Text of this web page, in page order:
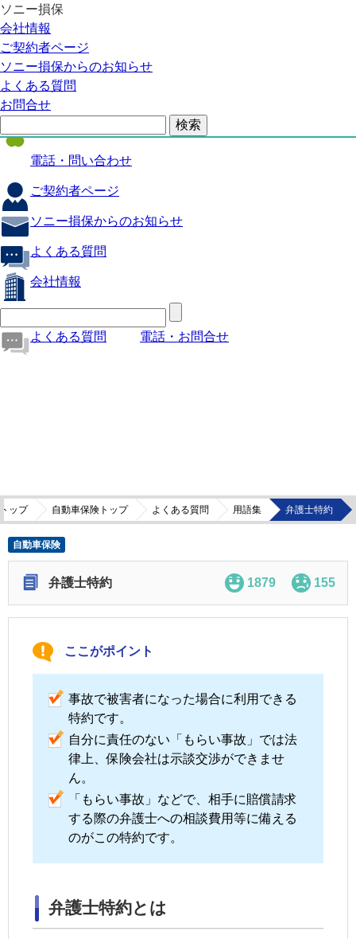
ソニー損保
会社情報
ご契約者ページ
ソニー損保からのお知らせ
よくある質問
お問合せ
自動車保険
医療保険
火災保険
海外旅行保険
電話・問い合わせ
ご契約者ページ
ソニー損保からのお知らせ
よくある質問
会社情報
よくある質問 電話・お問合せ
ップ 自動車保険トップ よくある質問 用語集 弁護士特約
自動車保険
弁護士特約 1879 155
ここがポイント
事故で被害者になった場合に利用できる
特約です。
自分に責任のない「もらい事故」では法
律上、保険会社は示談交渉ができませ
ん。
「もらい事故」などで、相手に賠償請求
する際の弁護士への相談費用等に備える
のがこの特約です。
弁護士特約とは